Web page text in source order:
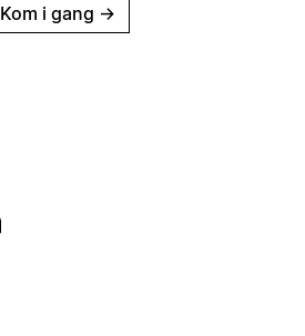
Kom i gang →